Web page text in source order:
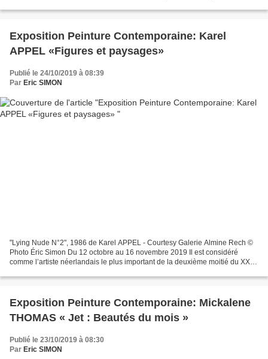
Exposition Peinture Contemporaine: Karel
APPEL «Figures et paysages»
Publié le 24/10/2019 à 08:39
Par Eric SIMON
"Lying Nude N°2", 1986 de Karel APPEL - Courtesy Galerie Almine Rech ©
Photo Éric Simon Du 12 octobre au 16 novembre 2019 Il est considéré
comme l’artiste néerlandais le plus important de la deuxième moitié du XXe
Exposition Peinture Contemporaine: Mickalene
THOMAS « Jet : Beautés du mois »
Publié le 23/10/2019 à 08:30
Par Eric SIMON